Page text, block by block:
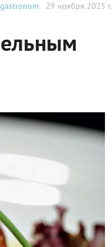
gastronom 29 ноября 2025 г.